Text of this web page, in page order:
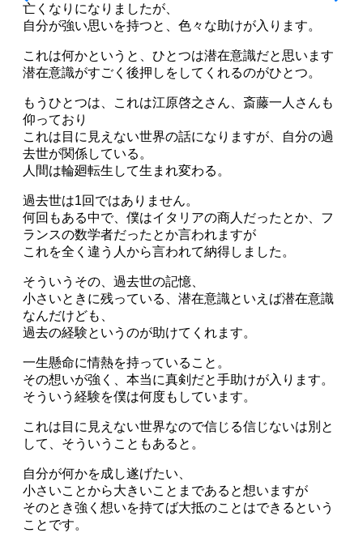
亡くなりになりましたが、
自分が強い思いを持つと、色々な助けが入ります。
これは何かというと、ひとつは潜在意識だと思います
潜在意識がすごく後押しをしてくれるのがひとつ。
もうひとつは、これは江原啓之さん、斎藤一人さんも
仰っており
これは目に見えない世界の話になりますが、自分の過
去世が関係している。
人間は輪廻転生して生まれ変わる。
過去世は1回ではありません。
何回もある中で、僕はイタリアの商人だったとか、フ
ランスの数学者だったとか言われますが
これを全く違う人から言われて納得しました。
そういうその、過去世の記憶、
小さいときに残っている、潜在意識といえば潜在意識
なんだけども、
過去の経験というのが助けてくれます。
一生懸命に情熱を持っていること。
その想いが強く、本当に真剣だと手助けが入ります。
そういう経験を僕は何度もしています。
これは目に見えない世界なので信じる信じないは別と
して、そういうこともあると。
自分が何かを成し遂げたい、
小さいことから大きいことまであると想いますが
そのとき強く想いを持てば大抵のことはできるという
ことです。